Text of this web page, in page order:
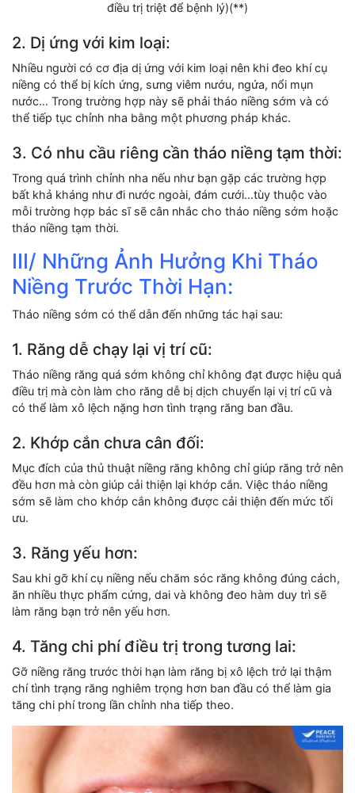
điều trị triệt để bệnh lý)(**)
2. Dị ứng với kim loại:
Nhiều người có cơ địa dị ứng với kim loại nên khi đeo khí cụ
niềng có thể bị kích ứng, sưng viêm nướu, ngứa, nổi mụn
nước… Trong trường hợp này sẽ phải tháo niềng sớm và có
thể tiếp tục chỉnh nha bằng một phương pháp khác.
3. Có nhu cầu riêng cần tháo niềng tạm thời:
Trong quá trình chỉnh nha nếu như bạn gặp các trường hợp
bất khả kháng như đi nước ngoài, đám cưới…tùy thuộc vào
mỗi trường hợp bác sĩ sẽ cân nhắc cho tháo niềng sớm hoặc
tháo niềng tạm thời.
III/ Những Ảnh Hưởng Khi Tháo
Niềng Trước Thời Hạn:
Tháo niềng sớm có thể dẫn đến những tác hại sau:
1. Răng dễ chạy lại vị trí cũ:
Tháo niềng răng quá sớm không chỉ không đạt được hiệu quả
điều trị mà còn làm cho răng dễ bị dịch chuyển lại vị trí cũ và
có thể làm xô lệch nặng hơn tình trạng răng ban đầu.
2. Khớp cắn chưa cân đối:
Mục đích của thủ thuật niềng răng không chỉ giúp răng trở nên
đều hơn mà còn giúp cải thiện lại khớp cắn. Việc tháo niềng
sớm sẽ làm cho khớp cắn không được cải thiện đến mức tối
ưu.
3. Răng yếu hơn:
Sau khi gỡ khí cụ niềng nếu chăm sóc răng không đúng cách,
ăn nhiều thực phẩm cứng, dai và không đeo hàm duy trì sẽ
làm răng bạn trở nên yếu hơn.
4. Tăng chi phí điều trị trong tương lai:
Gỡ niềng răng trước thời hạn làm răng bị xô lệch trở lại thậm
chí tình trạng răng nghiêm trọng hơn ban đầu có thể làm gia
tăng chi phí trong lần chỉnh nha tiếp theo.